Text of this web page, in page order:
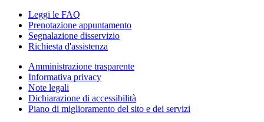
Leggi le FAQ
Prenotazione appuntamento
Segnalazione disservizio
Richiesta d'assistenza
Amministrazione trasparente
Informativa privacy
Note legali
Dichiarazione di accessibilità
Piano di miglioramento del sito e dei servizi